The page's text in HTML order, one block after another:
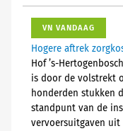
VN VANDAAG
Hogere aftrek
Hof ’s-
is door de volstrekt
honderden stukken
standpunt van de
vervoersuitgaven uit